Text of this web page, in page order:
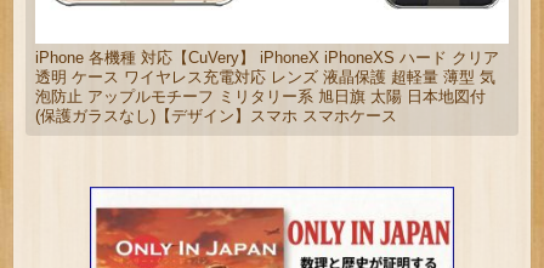
iPhone 各機種 対応【CuVery】 iPhoneX iPhoneXS ハード クリア
透明 ケース ワイヤレス充電対応 レンズ 液晶保護 超軽量 薄型 気
泡防止 アップルモチーフ ミリタリー系 旭日旗 太陽 日本地図付
(保護ガラスなし)【デザイン】スマホ スマホケース